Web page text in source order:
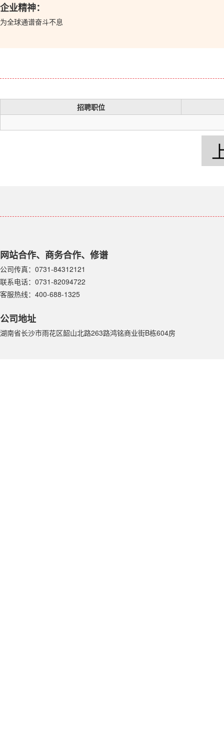
企业精神：
为全球通谱奋斗不息
招聘职位
网站合作、商务合作、修谱
公司传真：0731-84312121
联系电话：0731-82094722
客服热线：400-688-1325
公司地址
湖南省长沙市雨花区韶山北路263路鸿铭商业街B栋604房